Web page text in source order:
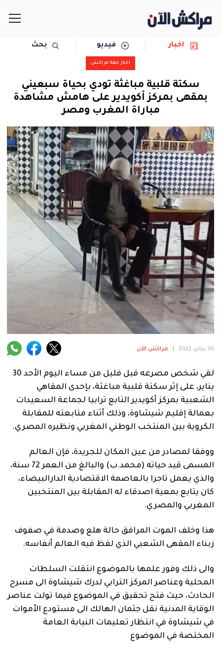
سياسة
رياضة
حوادث
دولية
المرأة
فنية
منوعة
آراء
اخبار فيديو بحث
اخبار جهة مراكش
سكتة قلبية مباغثة تودي بحياة سبعيني
بمقهى بمركز أكويدير على هامش مشاهدة
مباراة المغرب ومصر
30 يناير، 2022 مراكش الآن
لقي شخص مصرعه قبل قليل من مساء اليوم الأحد 30
يناير، على إثر سكتة قلبية مباغثة، بإحدى المقاهي
الشعبية بمركز أكويدير التابع ترابيا لجماعة السعيدات
بعمالة إقليم شيشاوة، وذلك أثناء متابعته للمقابلة
الكروية بين المنتخب الوطني المغربي ونظيره المصري.
ووفقا لمصادر من عين المكان للجريدة، فإن العالم
المسمى قيد حياته (محمد.ب) والبالغ من العمر 72 سنة،
والذي يعمل تاجرا بالعاصمة الاقتصادية الدارالبيضاء،
كان يتابع بمعية اصدقاء له المقابلة بين المنتخبين
المغربي والمصري.
هذا وخلف الموت المرافق حالة هلع وصدمة في صفوف
زبناء المقهى الشعبي الذي لفظ فيه العالم أنفاسه.
والى ذلك وفور علمها بالموضوع انتقلت السلطات
المحلية وعناصر المركز الترابي لدرك شيشاوة الى مسرح
الحادث، حيث فتح تحقيق في الموضوع فيما تولت عناصر
الوقاية المدنية نقل جثمان الهالك الى مستودع الأموات
في شيشاوة في انتظار تعليمات النيابة العامة
المختصة في الموضوع